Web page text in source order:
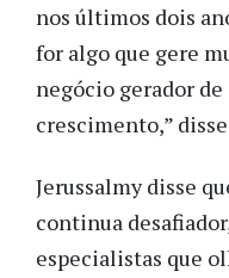
nos últimos dois
for algo que gere
negócio gerador
crescimento,”
Jerussalmy disse
continua
especialistas que